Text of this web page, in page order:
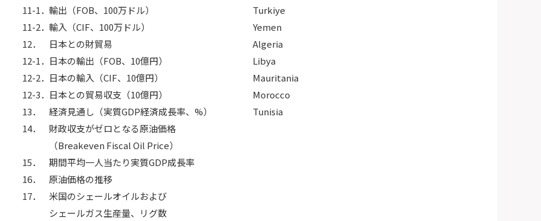
11-1．輸出（FOB、100万ドル）
11-2．輸入（CIF、100万ドル）
12．
日本との財貿易
12-1． 日本の輸出（FOB、10億円）
12-2． 日本の輸入（CIF、10億円）
12-3． 日本との貿易収支（10億円）
13．
経済見通し（実質GDP経済成長率、%）
14．
財政収支がゼロとなる原油価格
（Breakeven Fiscal Oil Price）
15．
期間平均一人当たり実質GDP成長率
16．
原油価格の推移
17．
米国のシェールオイルおよび
シェールガス生産量、リグ数
Turkiye
Yemen
Algeria
Libya
Mauritania
Morocco
Tunisia